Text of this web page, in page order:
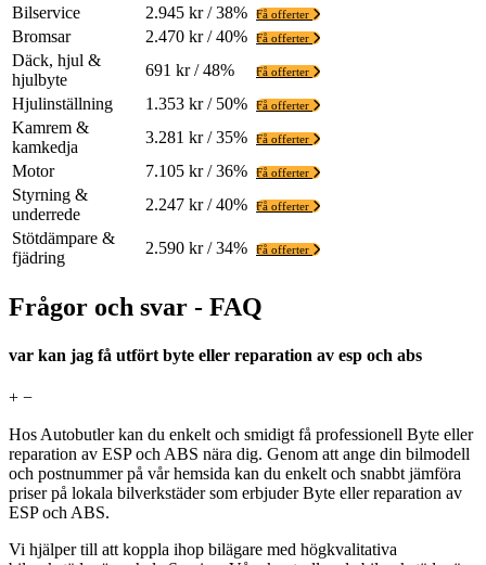
Bilservice 2.945 kr / 38% Få offerter
Bromsar 2.470 kr / 40% Få offerter
Däck, hjul &
hjulbyte
691 kr / 48% Få offerter
Hjulinställning 1.353 kr / 50% Få offerter
Kamrem &
kamkedja
3.281 kr / 35% Få offerter
Motor 7.105 kr / 36% Få offerter
Styrning &
underrede
2.247 kr / 40% Få offerter
Stötdämpare &
fjädring
2.590 kr / 34% Få offerter
Frågor och svar - FAQ
var kan jag få utfört byte eller reparation av esp och abs
+ −
Hos Autobutler kan du enkelt och smidigt få professionell Byte eller
reparation av ESP och ABS nära dig. Genom att ange din bilmodell
och postnummer på vår hemsida kan du enkelt och snabbt jämföra
priser på lokala bilverkstäder som erbjuder Byte eller reparation av
ESP och ABS.
Vi hjälper till att koppla ihop bilägare med högkvalitativa